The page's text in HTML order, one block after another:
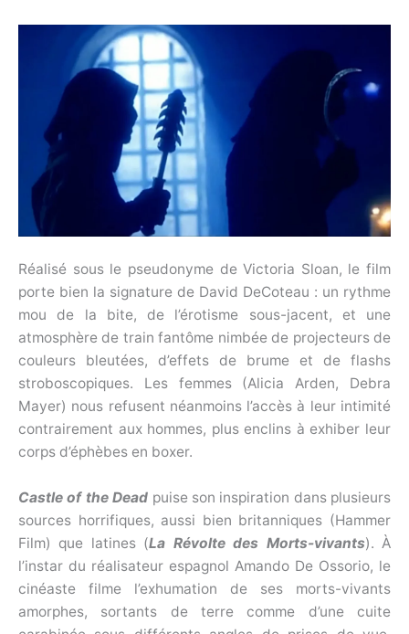
Réalisé sous le pseudonyme de Victoria Sloan, le film
porte bien la signature de David DeCoteau : un rythme
mou de la bite, de l’érotisme sous-jacent, et une
atmosphère de train fantôme nimbée de projecteurs de
couleurs bleutées, d’effets de brume et de flashs
stroboscopiques. Les femmes (Alicia Arden, Debra
Mayer) nous refusent néanmoins l’accès à leur intimité
contrairement aux hommes, plus enclins à exhiber leur
corps d’éphèbes en boxer.
Castle of the Dead puise son inspiration dans plusieurs
sources horrifiques, aussi bien britanniques (Hammer
Film) que latines (La Révolte des Morts-vivants). À
l’instar du réalisateur espagnol Amando De Ossorio, le
cinéaste filme l’exhumation de ses morts-vivants
amorphes, sortants de terre comme d’une cuite